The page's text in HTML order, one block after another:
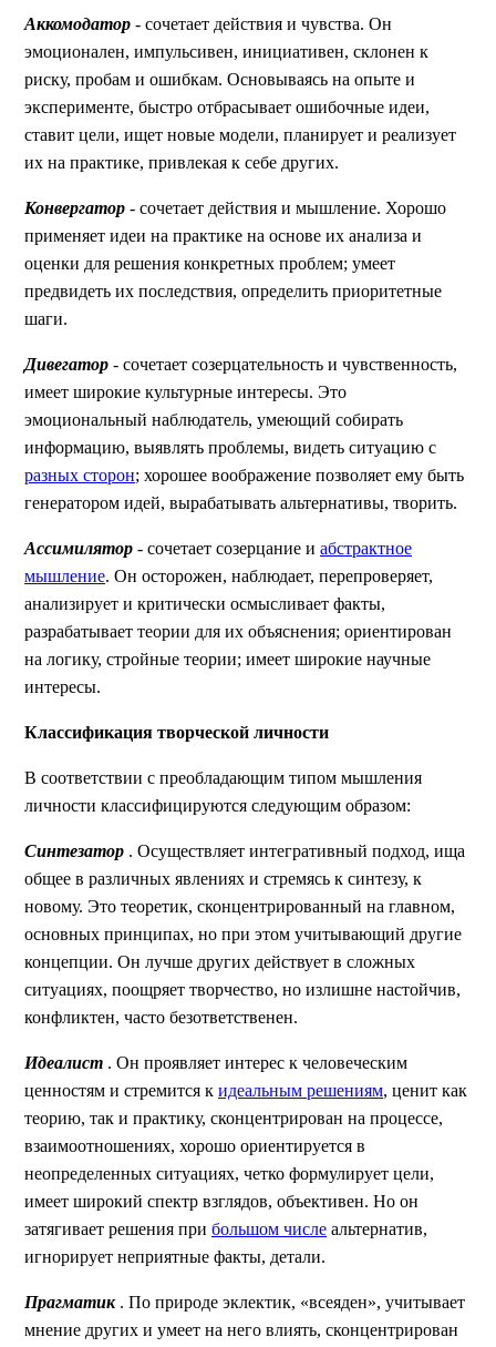
Аккомодатор - сочетает действия и чувства. Он
эмоционален, импульсивен, инициативен, склонен к
риску, пробам и ошибкам. Основываясь на опыте и
эксперименте, быстро отбрасывает ошибочные идеи,
ставит цели, ищет новые модели, планирует и реализует
их на практике, привлекая к себе других.
Конвергатор - сочетает действия и мышление. Хорошо
применяет идеи на практике на основе их анализа и
оценки для решения конкретных проблем; умеет
предвидеть их последствия, определить приоритетные
шаги.
Дивегатор - сочетает созерцательность и чувственность,
имеет широкие культурные интересы. Это
эмоциональный наблюдатель, умеющий собирать
информацию, выявлять проблемы, видеть ситуацию с
разных сторон; хорошее воображение позволяет ему быть
генератором идей, вырабатывать альтернативы, творить.
Ассимилятор - сочетает созерцание и абстрактное
мышление. Он осторожен, наблюдает, перепроверяет,
анализирует и критически осмысливает факты,
разрабатывает теории для их объяснения; ориентирован
на логику, стройные теории; имеет широкие научные
интересы.
Классификация творческой личности
В соответствии с преобладающим типом мышления
личности классифицируются следующим образом:
Синтезатор . Осуществляет интегративный подход, ища
общее в различных явлениях и стремясь к синтезу, к
новому. Это теоретик, сконцентрированный на главном,
основных принципах, но при этом учитывающий другие
концепции. Он лучше других действует в сложных
ситуациях, поощряет творчество, но излишне настойчив,
конфликтен, часто безответственен.
Идеалист . Он проявляет интерес к человеческим
ценностям и стремится к идеальным решениям, ценит как
теорию, так и практику, сконцентрирован на процессе,
взаимоотношениях, хорошо ориентируется в
неопределенных ситуациях, четко формулирует цели,
имеет широкий спектр взглядов, объективен. Но он
затягивает решения при большом числе альтернатив,
игнорирует неприятные факты, детали.
Прагматик . По природе эклектик, «всеяден», учитывает
мнение других и умеет на него влиять, сконцентрирован